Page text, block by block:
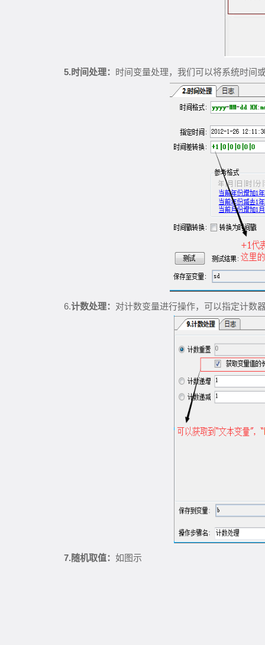
5. 时间处理： 时间变量处理，我们可以将系统时间
6.计数处理： 对计数变量进行操作，可以指定计数
7.随机取值： 如图示